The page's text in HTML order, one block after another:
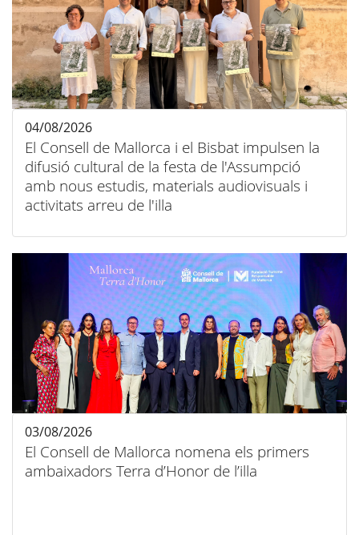
El Consell de Mallorca i el Bisbat impulsen la
difusió cultural de la festa de l'Assumpció
amb nous estudis, materials audiovisuals i
activitats arreu de l'illa
04/08/2026
El Consell de Mallorca nomena els primers
ambaixadors Terra d’Honor de l’illa
03/08/2026